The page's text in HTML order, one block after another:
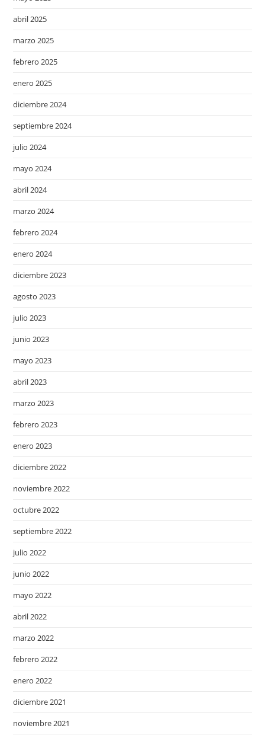
abril 2025
marzo 2025
febrero 2025
enero 2025
diciembre 2024
septiembre 2024
julio 2024
mayo 2024
abril 2024
marzo 2024
febrero 2024
enero 2024
diciembre 2023
agosto 2023
julio 2023
junio 2023
mayo 2023
abril 2023
marzo 2023
febrero 2023
enero 2023
diciembre 2022
noviembre 2022
octubre 2022
septiembre 2022
julio 2022
junio 2022
mayo 2022
abril 2022
marzo 2022
febrero 2022
enero 2022
diciembre 2021
noviembre 2021